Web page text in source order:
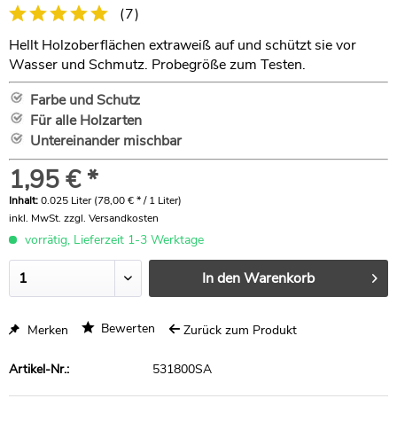
(7)
Hellt Holzoberflächen extraweiß auf und schützt sie vor
Wasser und Schmutz. Probegröße zum Testen.
Farbe und Schutz
Für alle Holzarten
Untereinander mischbar
1,95 € *
Inhalt:0.025 Liter (78,00 € * / 1 Liter)
inkl. MwSt. zzgl. Versandkosten
vorrätig, Lieferzeit 1-3 Werktage
In denWarenkorb
Merken Bewerten Zurück zum Produkt
Artikel-Nr.: 531800SA